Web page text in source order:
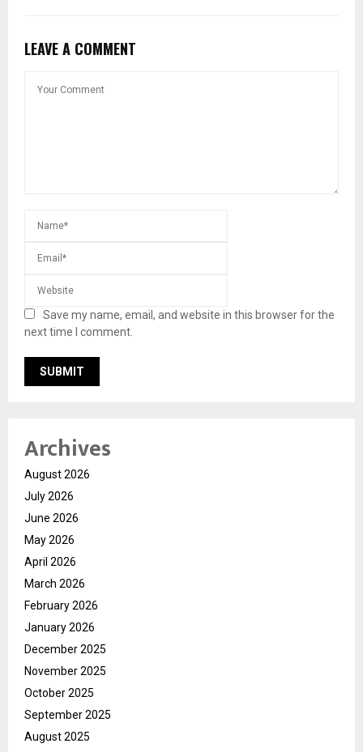
LEAVE A COMMENT
Save my name, email, and website in this browser for the
next time I comment.
Archives
August 2026
July 2026
June 2026
May 2026
April 2026
March 2026
February 2026
January 2026
December 2025
November 2025
October 2025
September 2025
August 2025